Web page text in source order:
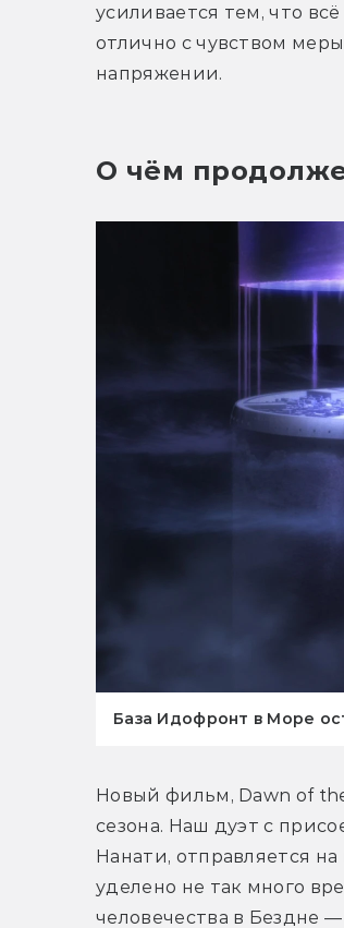
усиливается тем, что
отлично с чувством
напряжении.
О чём
База Идофронт в Море
Новый фильм, Dawn of
сезона. Наш дуэт с
Нанати, отправляется
уделено не так много
человечества в Бездне